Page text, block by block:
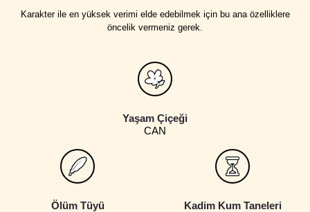
Karakter ile en yüksek verimi elde edebilmek için bu ana özelliklere
öncelik vermeniz gerek.
Yaşam Çiçeği
CAN
Ölüm Tüyü
Kadim Kum Taneleri